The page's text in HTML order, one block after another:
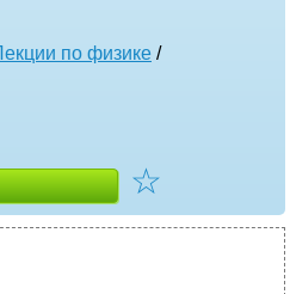
по физике /
☆